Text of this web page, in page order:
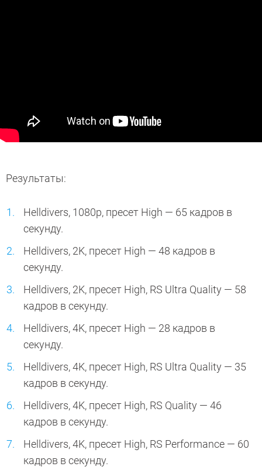
Результаты:
Helldivers, 1080p, пресет High — 65 кадров в
секунду.
Helldivers, 2K, пресет High — 48 кадров в
секунду.
Helldivers, 2K, пресет High, RS Ultra Quality — 58
кадров в секунду.
Helldivers, 4K, пресет High — 28 кадров в
секунду.
Helldivers, 4K, пресет High, RS Ultra Quality — 35
кадров в секунду.
Helldivers, 4K, пресет High, RS Quality — 46
кадров в секунду.
Helldivers, 4K, пресет High, RS Performance — 60
кадров в секунду.